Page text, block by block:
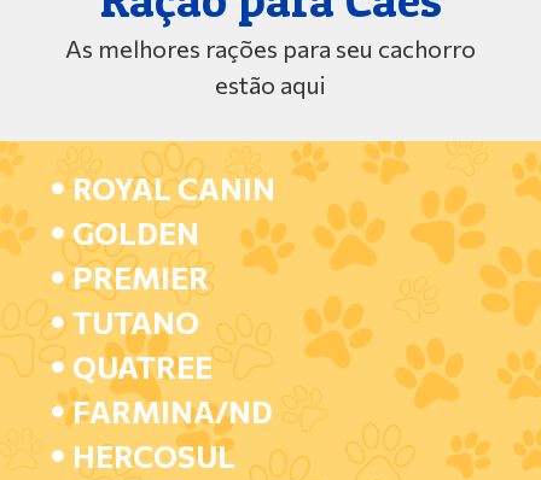
As melhores rações para seu cachorro
estão aqui
ROYAL CANIN
GOLDEN
PREMIER
TUTANO
QUATREE
FARMINA/ND
HERCOSUL